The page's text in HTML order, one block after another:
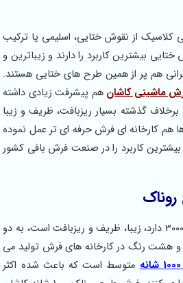
از نقوش ختایی، اسلیمی یا ترکیب
بیشترین کاربرد را دارند و زیباترین و
هم پر از همین طرح های ختایی هستند.
ماشینی کاشانهم پیشرفت زیادی داشته
گذشته بسیار ریزبافت، ظریف و زیبا
کارخانه ای فرش حرفه ای تر عمل نموده
کاربرد را در صنعت فرش بافی کشور
تراکم 3000 دارد، زیبا، ظریف و ریزبافت است، به دو
رنگ در کارخانه های فرش تولید می
متوسط است که باعث شده اکثر